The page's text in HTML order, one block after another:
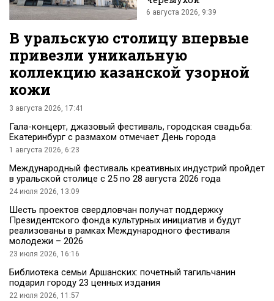
6 августа 2026, 9:39
В уральскую столицу впервые
привезли уникальную
коллекцию казанской узорной
кожи
3 августа 2026, 17:41
Гала-концерт, джазовый фестиваль, городская свадьба:
Екатеринбург с размахом отмечает День города
1 августа 2026, 6:23
Международный фестиваль креативных индустрий пройдет
в уральской столице с 25 по 28 августа 2026 года
24 июля 2026, 13:09
Шесть проектов свердловчан получат поддержку
Президентского фонда культурных инициатив и будут
реализованы в рамках Международного фестиваля
молодежи – 2026
23 июля 2026, 16:16
Библиотека семьи Аршанских: почетный тагильчанин
подарил городу 23 ценных издания
22 июля 2026, 11:57